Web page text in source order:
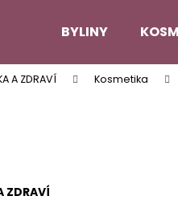
BYLINY
A ZDRAVÍ Kosmetika
ZDRAVÍ